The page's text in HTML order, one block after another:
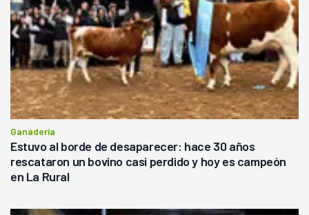
Ganadería
Estuvo al borde de desaparecer: hace 30 años
rescataron un bovino casi perdido y hoy es campeón
en La Rural